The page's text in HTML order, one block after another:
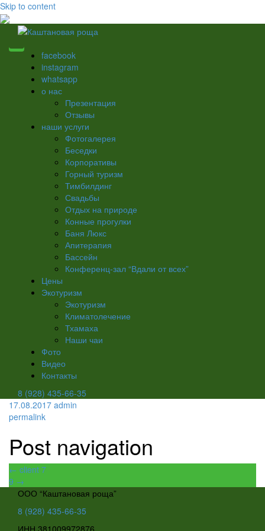
Skip to content
facebook
instagram
whatsapp
о нас
Презентация
Отзывы
наши услуги
Фотогалерея
Беседки
Корпоративы
Горный туризм
Тимбилдинг
Свадьбы
Отдых на природе
Конные прогулки
Баня Люкс
Апитерапия
Бассейн
Конференц-зал “Вдали от всех”
Цены
Экотуризм
Экотуризм
Климатолечение
Тхамаха
Наши чаи
Фото
Видео
Контакты
8 (928) 435-66-35
17.08.2017 admin
permalink
Post navigation
← client 7
9 →
ООО “Каштановая роща”
8 (928) 435-66-35
ИНН 381009972876